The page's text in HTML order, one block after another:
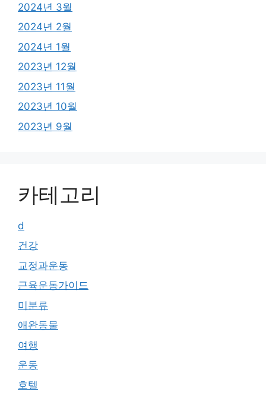
2024년 3월
2024년 2월
2024년 1월
2023년 12월
2023년 11월
2023년 10월
2023년 9월
카테고리
d
건강
교정과운동
근육운동가이드
미분류
애완동물
여행
운동
호텔